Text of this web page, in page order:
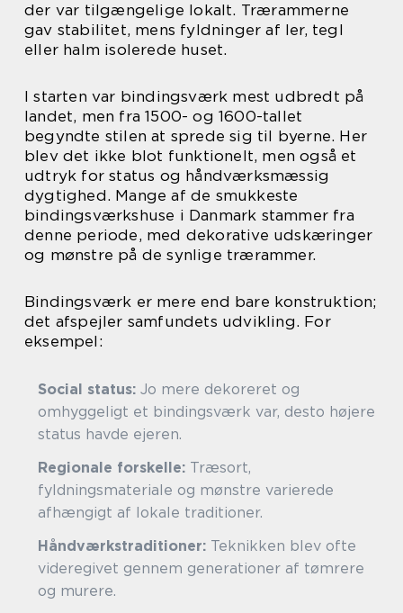
der var tilgængelige lokalt. Trærammerne
gav stabilitet, mens fyldninger af ler, tegl
eller halm isolerede huset.
I starten var bindingsværk mest udbredt på
landet, men fra 1500- og 1600-tallet
begyndte stilen at sprede sig til byerne. Her
blev det ikke blot funktionelt, men også et
udtryk for status og håndværksmæssig
dygtighed. Mange af de smukkeste
bindingsværkshuse i Danmark stammer fra
denne periode, med dekorative udskæringer
og mønstre på de synlige trærammer.
Bindingsværk er mere end bare konstruktion;
det afspejler samfundets udvikling. For
eksempel:
Social status: Jo mere dekoreret og
omhyggeligt et bindingsværk var, desto højere
status havde ejeren.
Regionale forskelle: Træsort,
fyldningsmateriale og mønstre varierede
afhængigt af lokale traditioner.
Håndværkstraditioner: Teknikken blev ofte
videregivet gennem generationer af tømrere
og murere.